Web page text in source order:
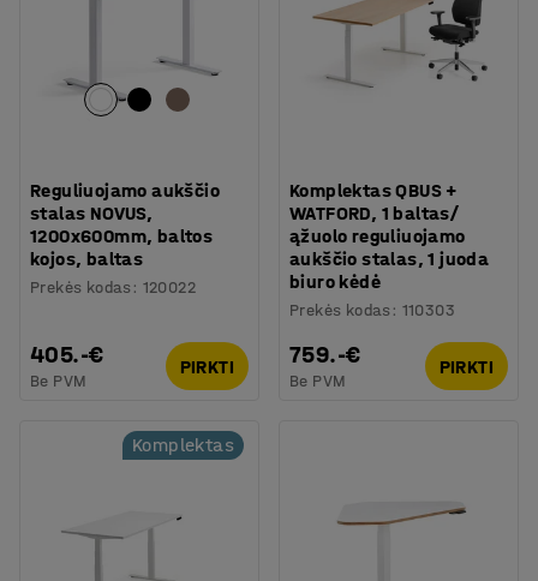
Reguliuojamo aukščio
stalas NOVUS,
1200x600mm, baltos
kojos, baltas
Prekės kodas : 120022
405.-€
Be PVM
PIRKTI
Komplektas QBUS +
WATFORD, 1 baltas/
ąžuolo reguliuojamo
aukščio stalas, 1 juoda
biuro kėdė
Prekės kodas : 110303
759.-€
Be PVM
PIRKTI
Komplektas